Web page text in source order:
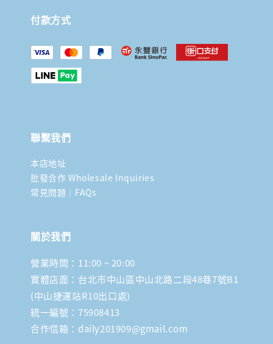
付款方式
聯繫我們
本店地址
批發合作 Wholesale Inquiries
常見問題｜FAQs
關於我們
營業時間：11:00 ~ 20:00
實體店面：台北市中山區中山北路二段48巷7號B1
(中山捷運站R10出口處)
統一編號：75908413
合作信箱：daily201909@gmail.com